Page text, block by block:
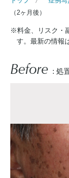
（2ヶ月後）
※料金、リスク・
す。最新の情報
Before : 処